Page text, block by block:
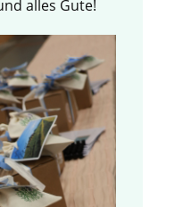
alles Gute!